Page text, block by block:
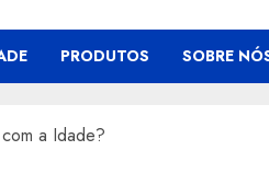
PRODUTOS SOBRE
a Idade?